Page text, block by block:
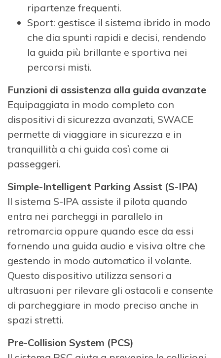
ripartenze frequenti.
Sport: gestisce il sistema ibrido in modo
che dia spunti rapidi e decisi, rendendo
la guida più brillante e sportiva nei
percorsi misti.
Funzioni di assistenza alla guida avanzate
Equipaggiata in modo completo con
dispositivi di sicurezza avanzati, SWACE
permette di viaggiare in sicurezza e in
tranquillità a chi guida così come ai
passeggeri.
Simple-Intelligent Parking Assist (S-IPA)
Il sistema S-IPA assiste il pilota quando
entra nei parcheggi in parallelo in
retromarcia oppure quando esce da essi
fornendo una guida audio e visiva oltre che
gestendo in modo automatico il volante.
Questo dispositivo utilizza sensori a
ultrasuoni per rilevare gli ostacoli e consente
di parcheggiare in modo preciso anche in
spazi stretti.
Pre-Collision System (PCS)